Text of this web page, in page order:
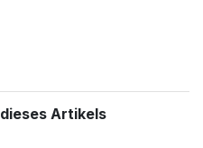
Artikels